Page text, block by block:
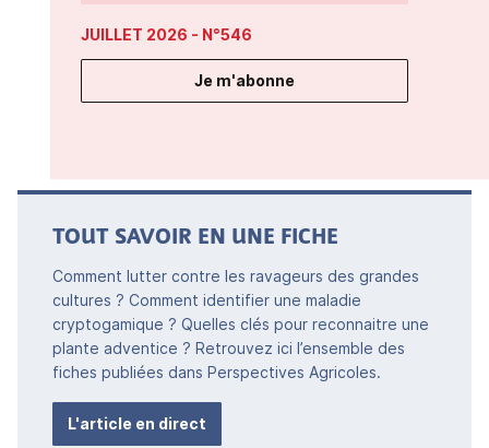
JUILLET 2026 - N°546
Je m'abonne
TOUT SAVOIR EN UNE FICHE
Comment lutter contre les ravageurs des grandes
cultures ? Comment identifier une maladie
cryptogamique ? Quelles clés pour reconnaitre une
plante adventice ? Retrouvez ici l’ensemble des
fiches publiées dans Perspectives Agricoles.
L'article en direct